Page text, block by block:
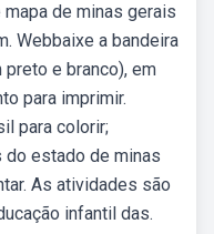
de minas gerais
Webbaixe a bandeira
e branco), em
para imprimir.
para colorir;
do estado de minas
As atividades são
infantil das.